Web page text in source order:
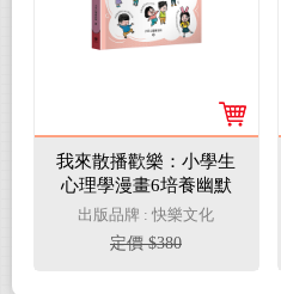
我來散播歡樂：小學生
心理學漫畫6培養幽默
力！
出版品牌 : 快樂文化
定價 $380